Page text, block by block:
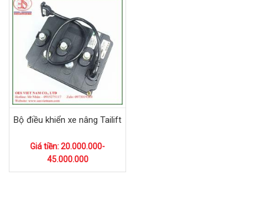
Bộ điều khiển xe nâng Tailift
Giá tiền: 20.000.000-
45.000.000